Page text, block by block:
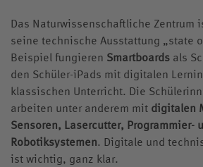
Das Naturwissenschaftliche Zentrum
seine technische Ausstattung „state
Beispiel fungieren Smartboards als
den Schüler-iPads mit digitalen
klassischen Unterricht. Die
arbeiten unter anderem mit digitalen
Sensoren, Lasercutter, Programmier-
Robotiksystemen. Digitale und
ist wichtig, ganz klar.